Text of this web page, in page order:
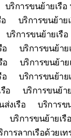
บริการขนย้ายเรือ
บริการขนย้าย
บริการขนย้ายเรือ
อ
บริการขนย้าย
อ
บริการขนย้าย
อ
บริการขนย้าย
อ
บริการขนย้า
งเรือ
บริการข
บริการขนย้ายเรื
การลากเรือด้วยเ